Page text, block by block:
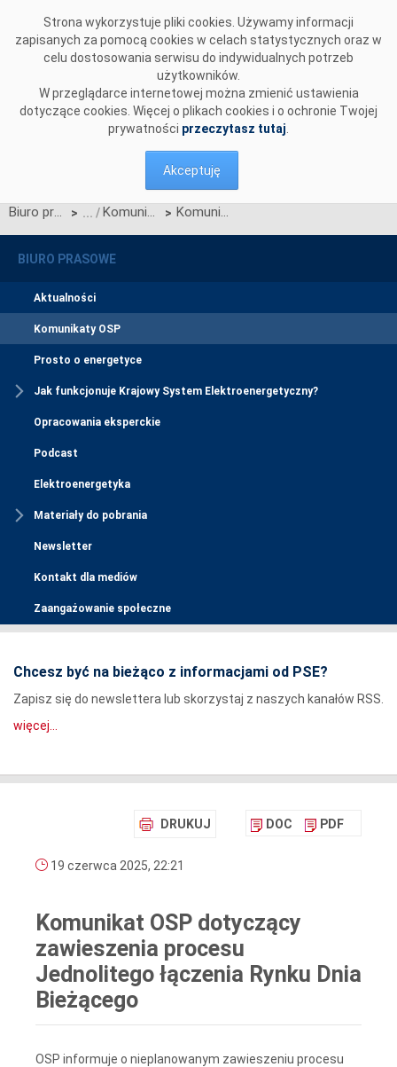
Strona wykorzystuje pliki cookies. Używamy informacji
zapisanych za pomocą cookies w celach statystycznych oraz w
celu dostosowania serwisu do indywidualnych potrzeb
użytkowników.
W przeglądarce internetowej można zmienić ustawienia
dotyczące cookies. Więcej o plikach cookies i o ochronie Twojej
prywatności przeczytasz tutaj
Akceptuję
Biuro prasowe > Komunikaty OSP > Komunikat OSP dotyczący zawieszenia procesu Jednolitego łączenia Rynku Dnia Bieżącego
BIURO PRASOWE
Aktualności
Komunikaty OSP
Prosto o energetyce
Jak funkcjonuje Krajowy System Elektroenergetyczny?
Opracowania eksperckie
Podcast
Elektroenergetyka
Materiały do pobrania
Newsletter
Kontakt dla mediów
Zaangażowanie społeczne
Chcesz być na bieżąco z informacjami od PSE?
Zapisz się do newslettera lub skorzystaj z naszych kanałów RSS.
więcej...
DRUKUJ DOC PDF
19 czerwca 2025, 22:21
Komunikat OSP dotyczący
zawieszenia procesu
Jednolitego łączenia Rynku Dnia
Bieżącego
OSP informuje o nieplanowanym zawieszeniu procesu